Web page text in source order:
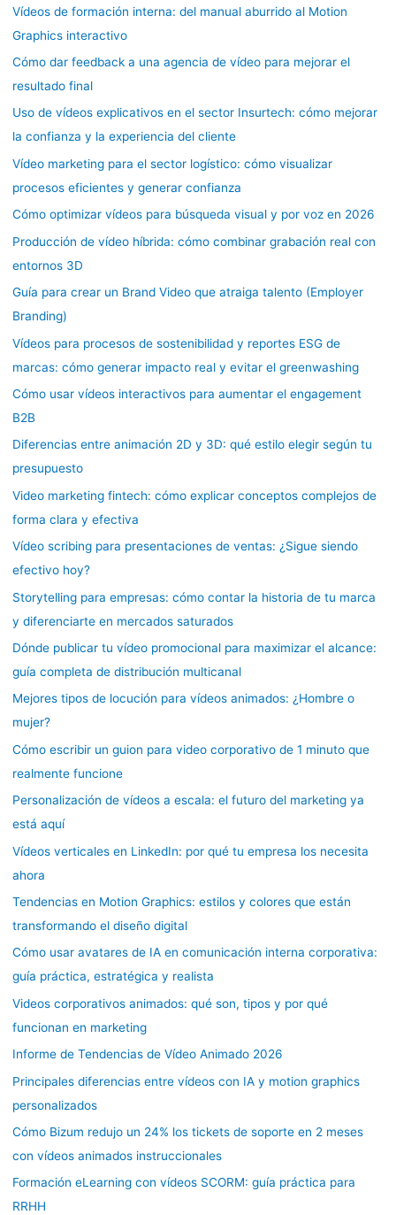
Vídeos de formación interna: del manual aburrido al Motion
Graphics interactivo
Cómo dar feedback a una agencia de vídeo para mejorar el
resultado final
Uso de vídeos explicativos en el sector Insurtech: cómo mejorar
la confianza y la experiencia del cliente
Vídeo marketing para el sector logístico: cómo visualizar
procesos eficientes y generar confianza
Cómo optimizar vídeos para búsqueda visual y por voz en 2026
Producción de vídeo híbrida: cómo combinar grabación real con
entornos 3D
Guía para crear un Brand Video que atraiga talento (Employer
Branding)
Vídeos para procesos de sostenibilidad y reportes ESG de
marcas: cómo generar impacto real y evitar el greenwashing
Cómo usar vídeos interactivos para aumentar el engagement
B2B
Diferencias entre animación 2D y 3D: qué estilo elegir según tu
presupuesto
Video marketing fintech: cómo explicar conceptos complejos de
forma clara y efectiva
Vídeo scribing para presentaciones de ventas: ¿Sigue siendo
efectivo hoy?
Storytelling para empresas: cómo contar la historia de tu marca
y diferenciarte en mercados saturados
Dónde publicar tu vídeo promocional para maximizar el alcance:
guía completa de distribución multicanal
Mejores tipos de locución para vídeos animados: ¿Hombre o
mujer?
Cómo escribir un guion para video corporativo de 1 minuto que
realmente funcione
Personalización de vídeos a escala: el futuro del marketing ya
está aquí
Vídeos verticales en LinkedIn: por qué tu empresa los necesita
ahora
Tendencias en Motion Graphics: estilos y colores que están
transformando el diseño digital
Cómo usar avatares de IA en comunicación interna corporativa:
guía práctica, estratégica y realista
Videos corporativos animados: qué son, tipos y por qué
funcionan en marketing
Informe de Tendencias de Vídeo Animado 2026
Principales diferencias entre vídeos con IA y motion graphics
personalizados
Cómo Bizum redujo un 24% los tickets de soporte en 2 meses
con vídeos animados instruccionales
Formación eLearning con vídeos SCORM: guía práctica para
RRHH